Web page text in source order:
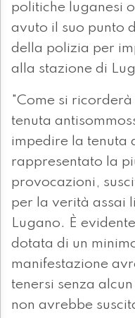
politiche luganesi
avuto il suo punto
della polizia per
alla stazione di
"Come si
tenuta
impedire la tenuta
rappresentato la
provocazioni,
per la verità assai
Lugano. È
dotata di un
manifestazione
tenersi senza
non avrebbe